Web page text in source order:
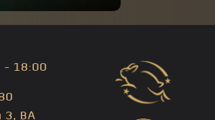
- 18:00
3, BA